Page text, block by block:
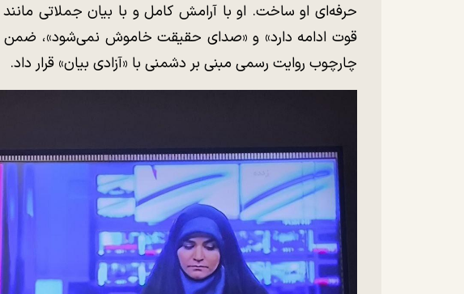
حرفه‌ای او ساخت. او با آرامش کامل و با بیان جملاتی
قوت ادامه دارد» و «صدای حقیقت خاموش نمی‌شود»، ضمن
چارچوب روایت رسمی مبنی بر دشمنی با «آزادی بیان» قرار داد.